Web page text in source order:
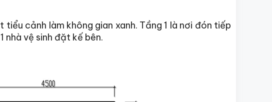
cảnh làm không gian xanh. Tầng 1 là nơi đón tiếp
nhà vệ sinh đặt kế bên.